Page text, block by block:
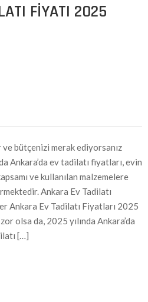
FIYATI 2025
bütçenizi merak ediyorsanız
Ankara’da ev tadilatı fiyatları, evin
ve kullanılan malzemelere
Ankara Ev Tadilatı
Ankara Ev Tadilatı Fiyatları 2025
olsa da, 2025 yılında Ankara’da
[…]